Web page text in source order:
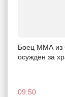
Боец ММА из
осужден за
09:50